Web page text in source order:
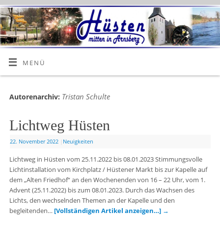
MENÜ
Autorenarchiv: Tristan Schulte
Lichtweg Hüsten
22. November 2022 Neuigkeiten
Lichtweg in Hüsten vom 25.11.2022 bis 08.01.2023 Stimmungsvolle
Lichtinstallation vom Kirchplatz / Hüstener Markt bis zur Kapelle auf
dem „Alten Friedhof“ an den Wochenenden von 16 – 22 Uhr, vom 1.
Advent (25.11.2022) bis zum 08.01.2023. Durch das Wachsen des
Lichts, den wechselnden Themen an der Kapelle und den
begleitenden… [Vollständigen Artikel anzeigen…] →